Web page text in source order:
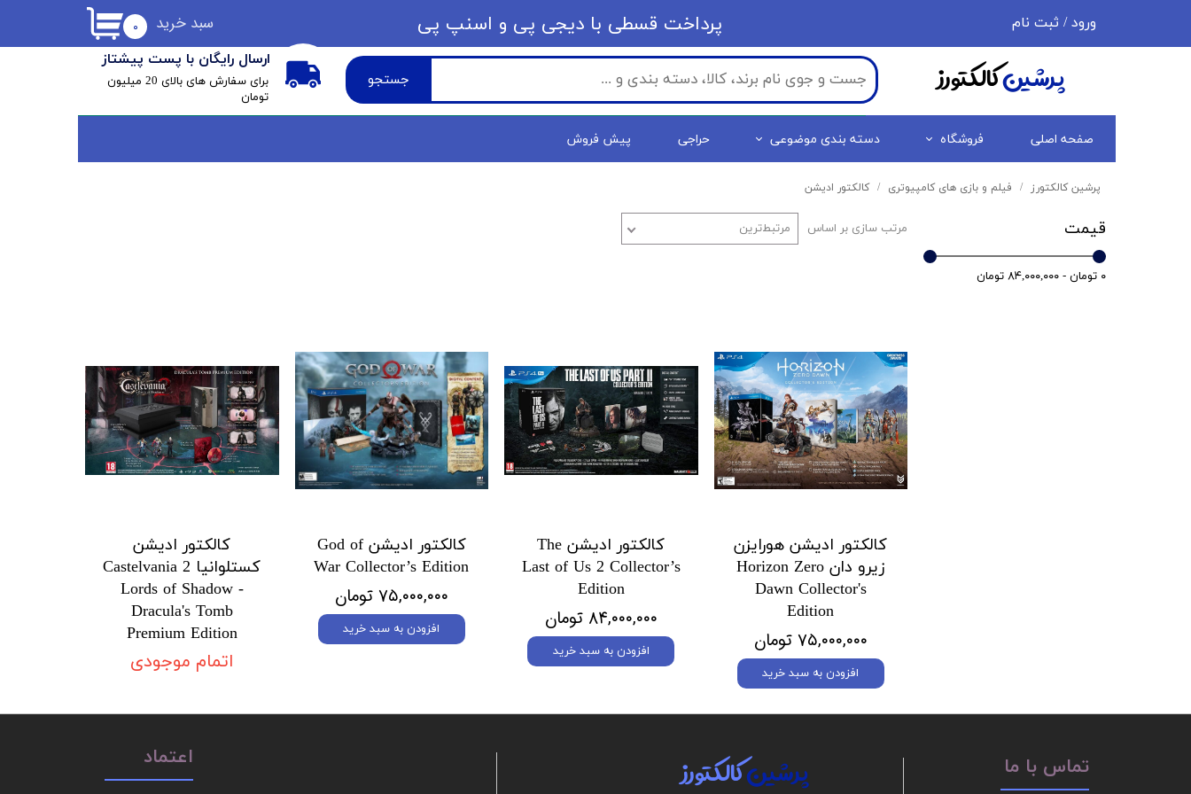
جستجو
ارسال رایگان با پست پیشتاز
​برای سفارش های بالای 20 میلیون
تومان
۰ سبد خرید ورود / ثبت نام
حساب کاربری من
تغییر گذر واژه
سفارشات
خروج از حساب کاربری
​​پرداخت قسطی با دیجی پی ​​​​​​​و اسنپ پی
صفحه اصلی فروشگاه دسته بندی موضوعی حراجی پیش فروش
پرشینکالکتورز
پرشین کالکتورز فیلم و بازی های کامپیوتری کالکتور ادیشن
قیمت
۰ تومان - ۸۴,۰۰۰,۰۰۰ تومان
مرتب سازی بر اساس مرتبط‌ترین
کالکتور ادیشن هورایزن
زیرو دان Horizon Zero
Dawn Collector's
Edition
۷۵,۰۰۰,۰۰۰ تومان
افزودن به سبد خرید
کالکتور ادیشن The
Last of Us 2 Collector’s
Edition
۸۴,۰۰۰,۰۰۰ تومان
افزودن به سبد خرید
کالکتور ادیشن God of
War Collector’s Edition
۷۵,۰۰۰,۰۰۰ تومان
افزودن به سبد خرید
کالکتور ادیشن
کستلوانیا 2 Castelvania
Lords of Shadow -
Dracula's Tomb
Premium Edition
اتمام موجودی
پرشینکالکتورز تماس با ما اعتماد